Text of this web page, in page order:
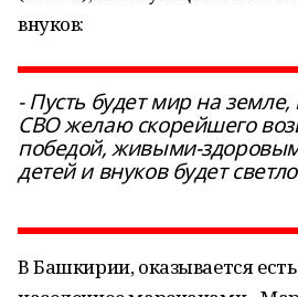
внуков:
- Пусть будет мир на
СВО желаю скорейшего
победой, живыми-
детей и внуков будет
В Башкирии, оказывается